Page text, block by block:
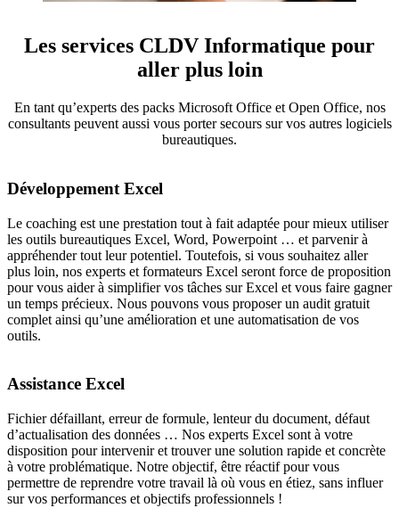
Les services CLDV Informatique pour
aller plus loin
En tant qu’experts des packs Microsoft Office et Open Office, nos
consultants peuvent aussi vous porter secours sur vos autres logiciels
bureautiques.
Développement Excel
Le coaching est une prestation tout à fait adaptée pour mieux utiliser
les outils bureautiques Excel, Word, Powerpoint … et parvenir à
appréhender tout leur potentiel. Toutefois, si vous souhaitez aller
plus loin, nos experts et formateurs Excel seront force de proposition
pour vous aider à simplifier vos tâches sur Excel et vous faire gagner
un temps précieux. Nous pouvons vous proposer un audit gratuit
complet ainsi qu’une amélioration et une automatisation de vos
outils.
Assistance Excel
Fichier défaillant, erreur de formule, lenteur du document, défaut
d’actualisation des données … Nos experts Excel sont à votre
disposition pour intervenir et trouver une solution rapide et concrète
à votre problématique. Notre objectif, être réactif pour vous
permettre de reprendre votre travail là où vous en étiez, sans influer
sur vos performances et objectifs professionnels !